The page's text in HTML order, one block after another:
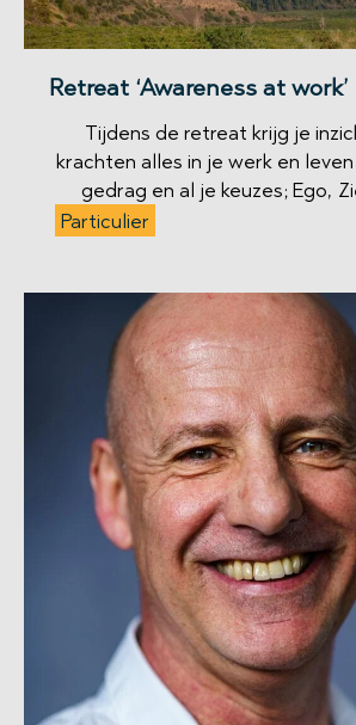
Retreat ‘Awareness at work’
Tijdens de retreat krijg je
krachten alles in je werk en
gedrag en al je keuzes; Ego,
Particulier